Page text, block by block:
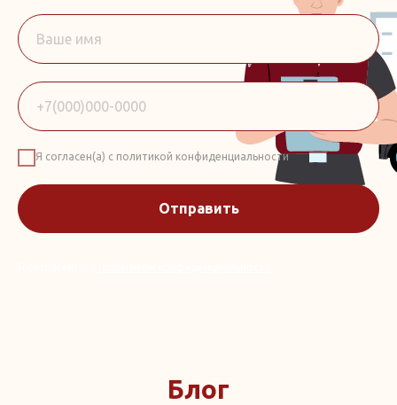
Я согласен(а) с политикой конфиденциальности
Отправить
Блог